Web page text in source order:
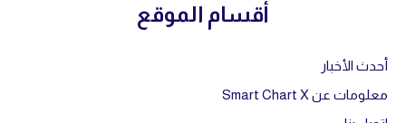
أقسام الموقع
أحدث الأخبار
معلومات عن Smart Chart X